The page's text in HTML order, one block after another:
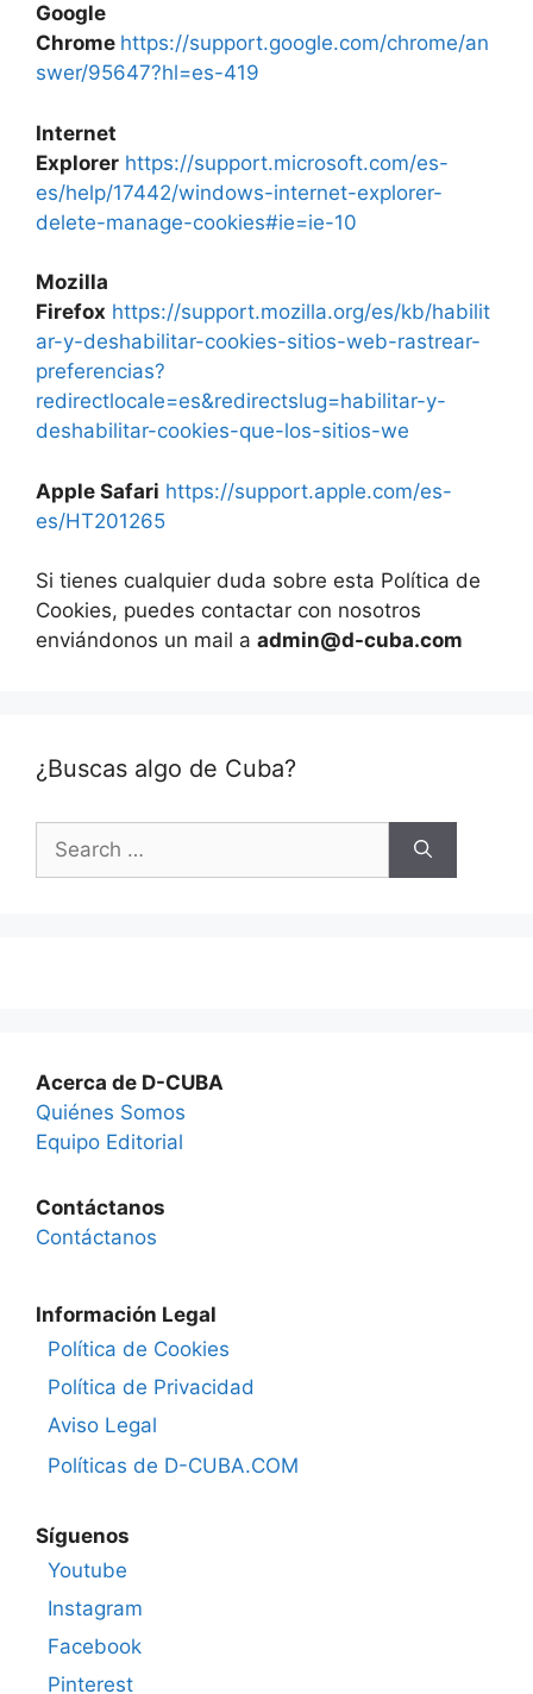
Google
Chrome https://support.google.com/chrome/an
swer/95647?hl=es-419
Internet
Explorer https://support.microsoft.com/es-
es/help/17442/windows-internet-explorer-
delete-manage-cookies#ie=ie-10
Mozilla
Firefox https://support.mozilla.org/es/kb/habilit
ar-y-deshabilitar-cookies-sitios-web-rastrear-
preferencias?
redirectlocale=es&redirectslug=habilitar-y-
deshabilitar-cookies-que-los-sitios-we
Apple Safari https://support.apple.com/es-
es/HT201265
Si tienes cualquier duda sobre esta Política de
Cookies, puedes contactar con nosotros
enviándonos un mail a admin@d-cuba.com
¿Buscas algo de Cuba?
Search
for:
Acerca de D-CUBA
Quiénes Somos
Equipo Editorial
Contáctanos
Contáctanos
Información Legal
Política de Cookies
Política de Privacidad
Aviso Legal
Políticas de D-CUBA.COM
Síguenos
Youtube
Instagram
Facebook
Pinterest